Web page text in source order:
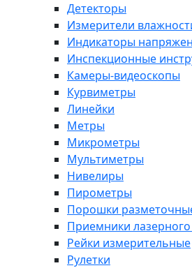
Детекторы
Измерители
Индикаторы
Инспекционные
Камеры-видеоскопы
Курвиметры
Линейки
Метры
Микрометры
Мультиметры
Нивелиры
Пирометры
Порошки
Приемники лазерного
Рейки измерительные
Рулетки